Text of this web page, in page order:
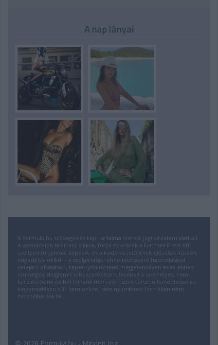
A nap lányai
A Formula.hu szöveges és képi tartalma szerzői jogi védelem alatt áll.
A weboldalon található cikkek, fotók és videók a Formula Press Kft.
szellemi tulajdonát képezik, és a kiadó vezetőjének előzetes írásbeli
engedélye nélkül – a szolgáltatás rendeltetésszerű használatával
velejáró olvasáson, képernyőn történő megjelenítésen és az ehhez
szükséges ideiglenes többszörözésen, továbbá a személyes, nem-
kereskedelmi célból történő merevlemezre történő lementésen és
kinyomtatáson túl - sem online, sem nyomtatott formában nem
használhatóak fel.
© 2026 Formula.hu - Minden jog